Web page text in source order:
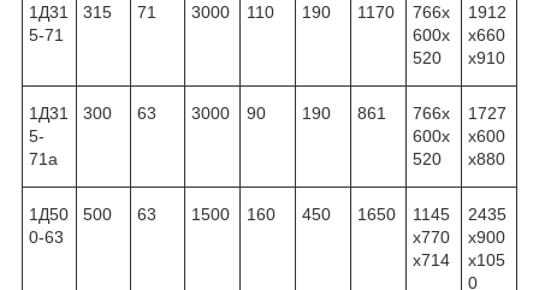
1Д31
5-71
315 71 3000 110 190 1170
766x
600x
520
1912
x660
x910
1Д31
5-
71а
300 63 3000 90 190 861
766x
600x
520
1727
x600
x880
1Д50
0-63
500 63 1500 160 450 1650
1145
x770
x714
2435
x900
x105
0